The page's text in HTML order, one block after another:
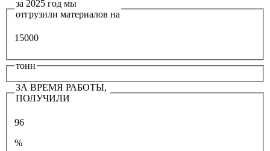
за 2025 год мы
отгрузили материалов на
15000
тонн
ЗА ВРЕМЯ РАБОТЫ,
ПОЛУЧИЛИ
96
%